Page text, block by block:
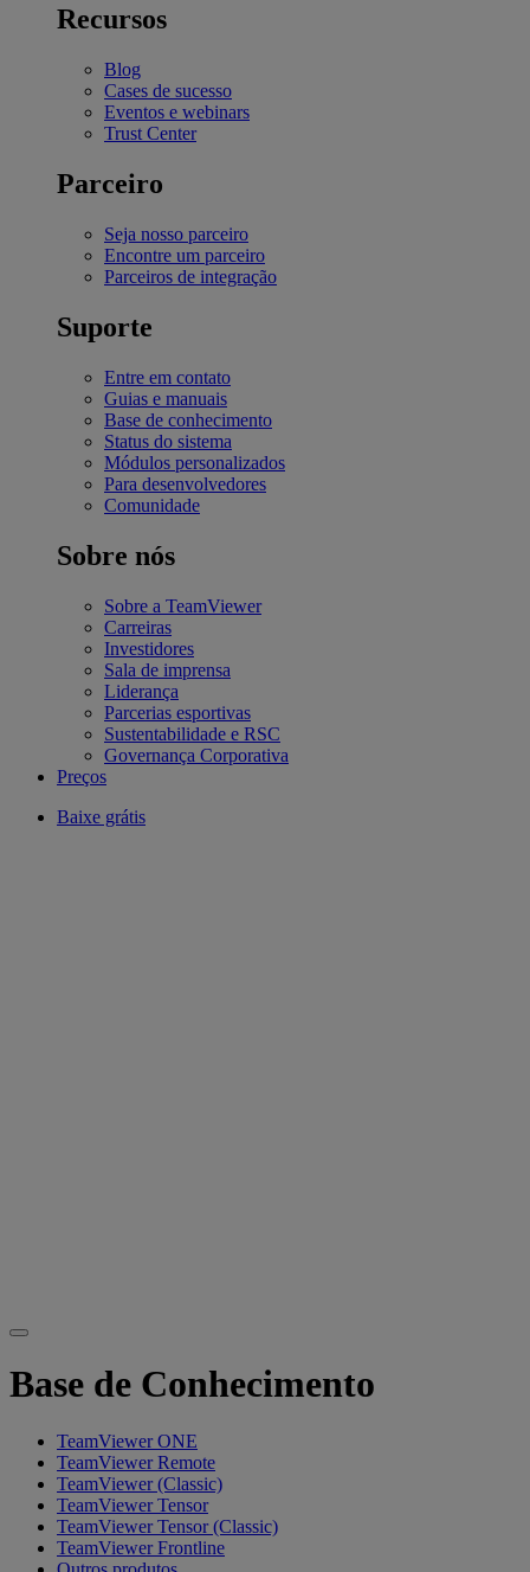
Recursos
Blog
Cases de sucesso
Eventos e webinars
Trust Center
Parceiro
Seja nosso parceiro
Encontre um parceiro
Parceiros de integração
Suporte
Entre em contato
Guias e manuais
Base de conhecimento
Status do sistema
Módulos personalizados
Para desenvolvedores
Comunidade
Sobre nós
Sobre a TeamViewer
Carreiras
Investidores
Sala de imprensa
Liderança
Parcerias esportivas
Sustentabilidade e RSC
Governança Corporativa
Preços
Baixe grátis
Base de Conhecimento
TeamViewer ONE
TeamViewer Remote
TeamViewer (Classic)
TeamViewer Tensor
TeamViewer Tensor (Classic)
TeamViewer Frontline